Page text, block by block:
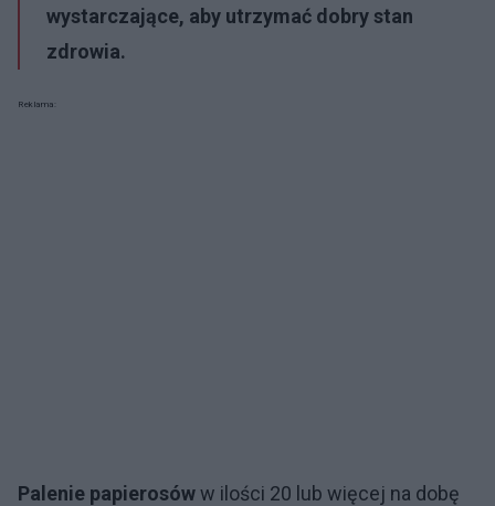
wystarczające, aby utrzymać dobry stan
zdrowia.
Reklama:
Palenie papierosóww ilości 20 lub więcej na dobę